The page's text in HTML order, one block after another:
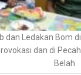
dan Ledakan Bom di
dan di Pecah
Belah